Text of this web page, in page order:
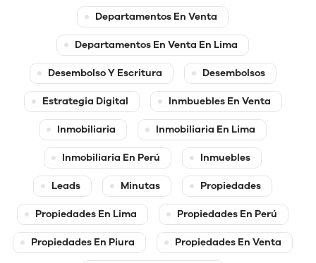
Departamentos En Venta
Departamentos En Venta En Lima
Desembolso Y Escritura Desembolsos
Estrategia Digital Inmbuebles En Venta
Inmobiliaria Inmobiliaria En Lima
Inmobiliaria En Perú Inmuebles
Leads Minutas Propiedades
Propiedades En Lima Propiedades En Perú
Propiedades En Piura Propiedades En Venta